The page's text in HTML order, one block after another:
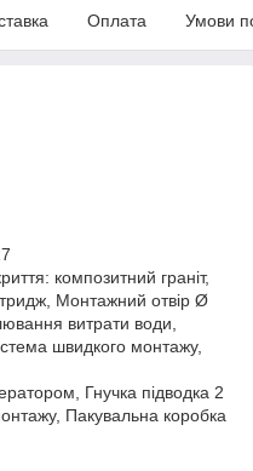
Оплата Умови
композитний граніт,
Монтажний отвір Ø
витрати води,
швидкого монтажу,
Гнучка підводка 2
Пакувальна коробка